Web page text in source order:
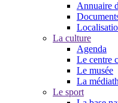
Annuaire
La culture
Agenda
Le centre
Le musée
La
Le sport